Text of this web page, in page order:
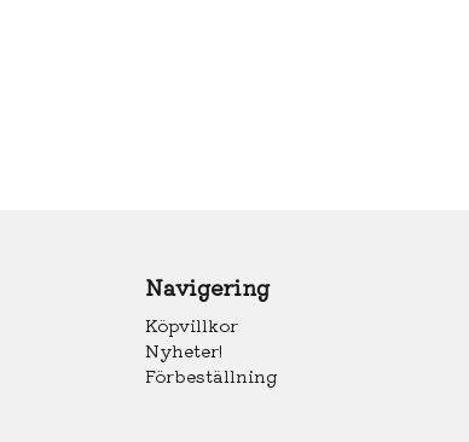
Navigering
Köpvillkor
Nyheter!
Förbeställning